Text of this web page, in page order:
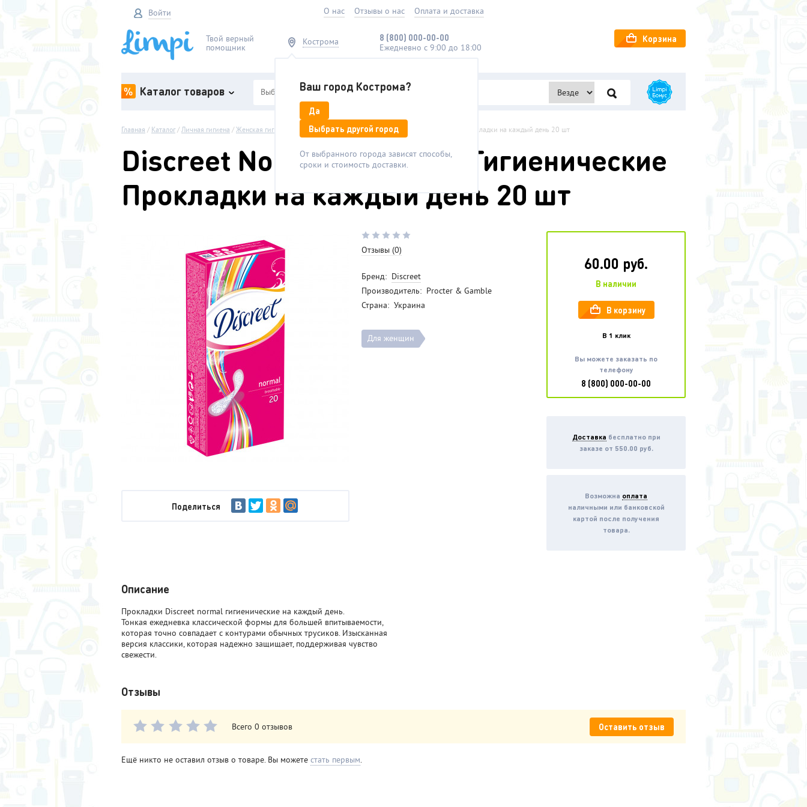
Войти О нас Отзывы о нас Оплата и доставка
Твой верный
помощник
Кострома
Ваш город Кострома?
Да
Выбрать другой город
От выбранного города зависят способы,
сроки и стоимость доставки.
8 (800) 000-00-00
Ежедневно с 9:00 до 18:00
Корзина
Каталог товаров
Бытовая химия
Хозяйственные товары
Электротовары
Товары для авто
Главная / Каталог / Личная гигиена / Женская гигиена Прокладки /Discreet Normal Женские Гигиенические Прокладки на каждый день 20 шт
Discreet Normal Женские Гигиенические
Прокладки на каждый день 20 шт
Поделиться
60.00 руб.
В наличии
В корзину
В 1 клик
Вы можете заказать по
телефону
8 (800) 000-00-00
Доставка бесплатно при
заказе от 550.00 руб.
Возможна оплата
наличными или банковской
картой после получения
товара.
Отзывы (0)
Бренд: Discreet
Производитель: Procter & Gamble
Страна: Украина
Для женщин
Описание
Прокладки Discreet normal гигиенические на каждый день.
Тонкая ежедневка классической формы для большей впитываемости,
которая точно совпадает с контурами обычных трусиков. Изысканная
версия классики, которая надежно защищает, поддерживая чувство
свежести.
Отзывы
Всего 0 отзывов Оставить отзыв
Ещё никто не оставил отзыв о товаре. Вы можете стать первым.